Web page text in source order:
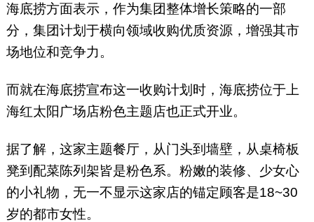
海底捞方面表示，作为集团整体增长策略的一部
分，集团计划于横向领域收购优质资源，增强其市
场地位和竞争力。
而就在海底捞宣布这一收购计划时，海底捞位于上
海红太阳广场店粉色主题店也正式开业。
据了解，这家主题餐厅，从门头到墙壁，从桌椅板
凳到配菜陈列架皆是粉色系。粉嫩的装修、少女心
的小礼物，无一不显示这家店的锚定顾客是18~30
岁的都市女性。